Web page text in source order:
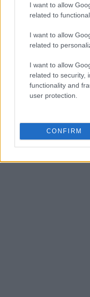
I want to allow
related to
I want to allow
related to
I want to allow
related to security,
functionality and
user protection.
CONFIRM